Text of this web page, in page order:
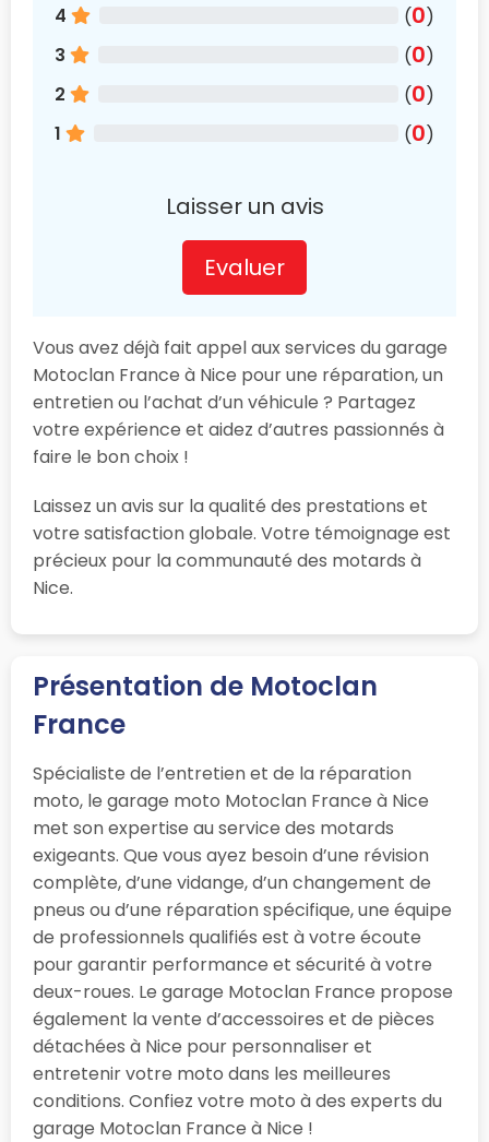
4 (0)
3
(0)
2
(0)
1
(0)
Laisser un avis
Evaluer
Vous avez déjà fait appel aux services du garage
Motoclan France à Nice pour une réparation, un
entretien ou l’achat d’un véhicule ? Partagez
votre expérience et aidez d’autres passionnés à
faire le bon choix !
Laissez un avis sur la qualité des prestations et
votre satisfaction globale. Votre témoignage est
précieux pour la communauté des motards à
Nice.
Présentation de Motoclan
France
Spécialiste de l’entretien et de la réparation
moto, le garage moto Motoclan France à Nice
met son expertise au service des motards
exigeants. Que vous ayez besoin d’une révision
complète, d’une vidange, d’un changement de
pneus ou d’une réparation spécifique, une équipe
de professionnels qualifiés est à votre écoute
pour garantir performance et sécurité à votre
deux-roues. Le garage Motoclan France propose
également la vente d’accessoires et de pièces
détachées à Nice pour personnaliser et
entretenir votre moto dans les meilleures
conditions. Confiez votre moto à des experts du
garage Motoclan France à Nice !